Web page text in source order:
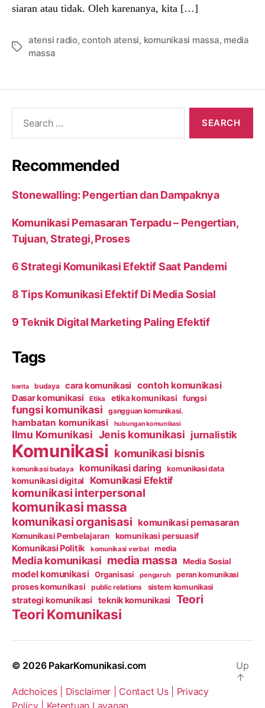
siaran atau tidak. Oleh karenanya, kita […]
Tags
atensi radio,contoh atensi, komunikasi massa, media
massa
Recommended
Stonewalling: Pengertian dan Dampaknya
Komunikasi Pemasaran Terpadu – Pengertian,
Tujuan, Strategi, Proses
6 Strategi Komunikasi Efektif Saat Pandemi
8 Tips Komunikasi Efektif Di Media Sosial
9 Teknik Digital Marketing Paling Efektif
Tags
berita budaya cara komunikasi contoh komunikasi
Dasar komunikasi Etika etika komunikasi fungsi
fungsi komunikasi gangguan komunikasi.
hambatan komunikasi hubungan komunikasi
Ilmu Komunikasi Jenis komunikasi jurnalistik
Komunikasi komunikasi bisnis
komunikasi budaya komunikasi daring komunikasi data
komunikasi digital Komunikasi Efektif
komunikasi interpersonal
komunikasi massa
komunikasi organisasi komunikasi pemasaran
Komunikasi Pembelajaran komunikasi persuasif
Komunikasi Politik komunikasi verbal media
Media komunikasi media massa Media Sosial
model komunikasi Organisasi pengaruh peran komunikasi
proses komunikasi public relations sistem komunikasi
strategi komunikasi teknik komunikasi Teori
Teori Komunikasi
© 2026 PakarKomunikasi.com
Adchoices | Disclaimer | Contact Us | Privacy
Policy | Ketentuan Layanan
Up
↑